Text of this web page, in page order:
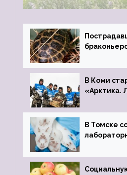
зоопарк
В Коми
«Арктика.
В Томске